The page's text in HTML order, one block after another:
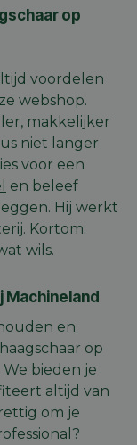
op
voordelen
webshop.
makkelijker
niet langer
voor een
en beleef
Hij werkt
Kortom:
wils.
Machineland
en
op
bieden je
altijd van
om je